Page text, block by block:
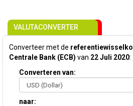
VALUTACONVERTER
Converteer met de
Centrale Bank (ECB) van 22 Juli 2020:
Converteren van:
naar: